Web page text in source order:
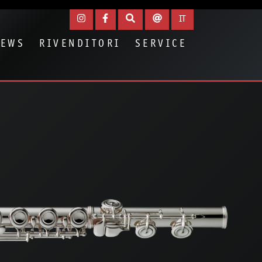
RIVENDITORI SERVICE
IT